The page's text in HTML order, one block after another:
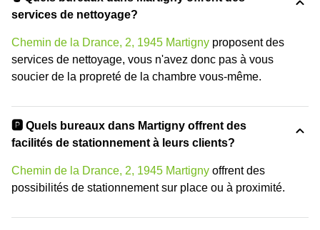
services de nettoyage?
Chemin de la Drance, 2, 1945 Martigny proposent des
services de nettoyage, vous n'avez donc pas à vous
soucier de la propreté de la chambre vous-même.
🅿️ Quels bureaux dans Martigny offrent des
facilités de stationnement à leurs clients?
Chemin de la Drance, 2, 1945 Martigny offrent des
possibilités de stationnement sur place ou à proximité.